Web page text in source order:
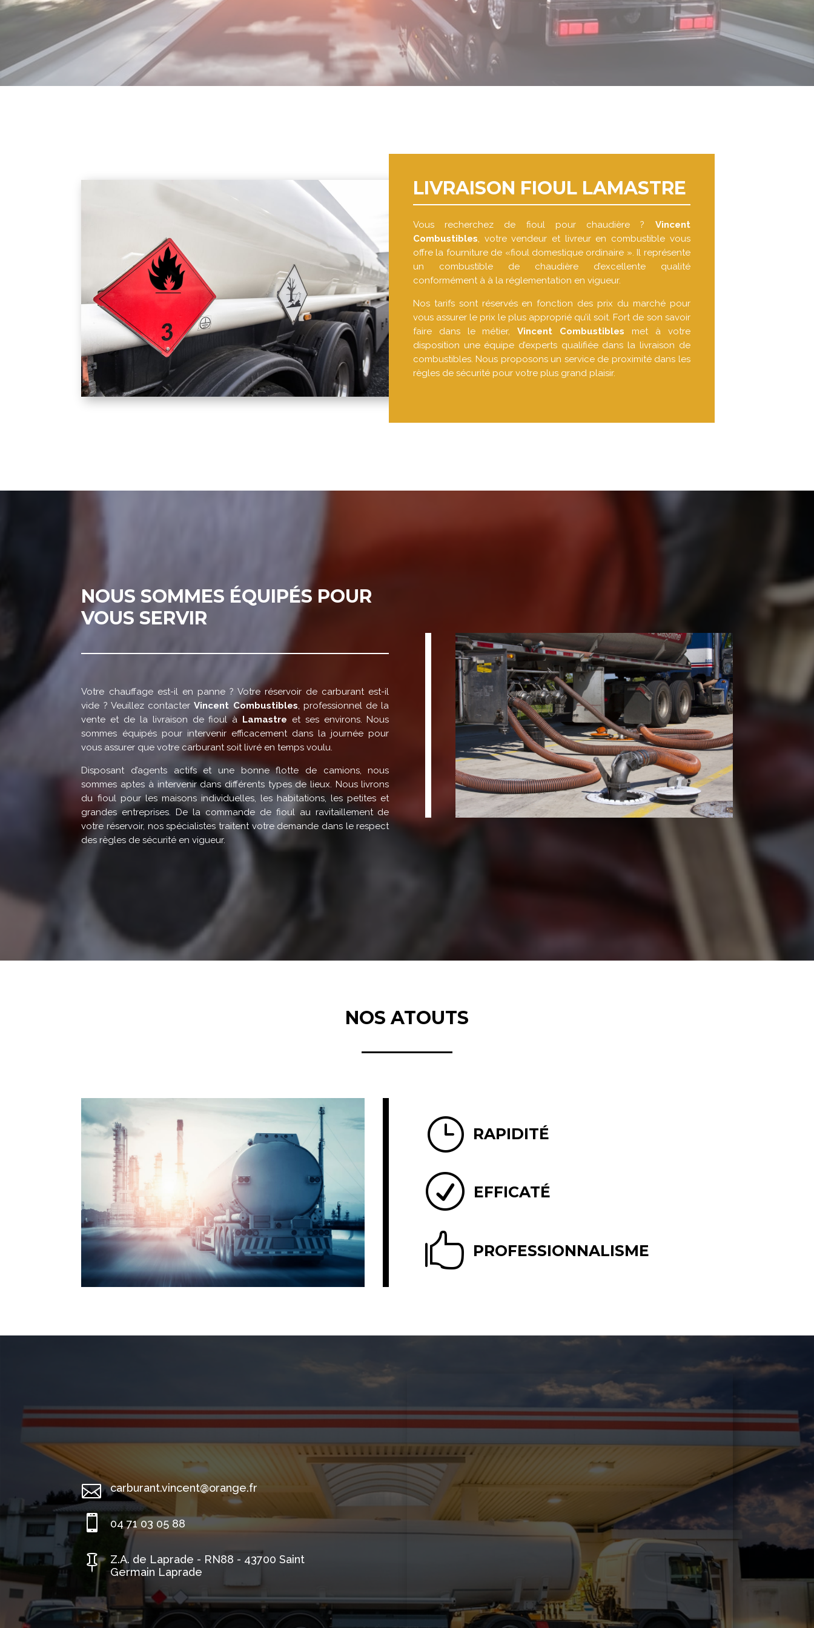
LIVRAISON FIOUL LAMASTRE
Vous recherchez de fioul pour chaudière ? Vincent
Combustibles, votre vendeur et livreur en combustible vous
offre la fourniture de «fioul domestique ordinaire ». Il représente
un combustible de chaudière d’excellente qualité
conformément à à la réglementation en vigueur.
Nos tarifs sont réservés en fonction des prix du marché pour
vous assurer le prix le plus approprié qu’il soit. Fort de son savoir
faire dans le métier,Vincent Combustibles met à votre
disposition une équipe d’experts qualifiée dans la livraison de
combustibles. Nous proposons un service de proximité dans les
règles de sécurité pour votre plus grand plaisir.
NOUS SOMMES ÉQUIPÉS POUR
VOUS SERVIR
Votre chauffage est-il en panne ? Votre réservoir de carburant est-il
vide ? Veuillez contacterVincent Combustibles, professionnel de la
vente et de la livraison de fioul à Lamastre et ses environs. Nous
sommes équipés pour intervenir efficacement dans la journée pour
vous assurer que votre carburant soit livré en temps voulu.
Disposant d’agents actifs et une bonne flotte de camions, nous
sommes aptes à intervenir dans différents types de lieux. Nous livrons
du fioul pour les maisons individuelles, les habitations, les petites et
grandes entreprises. De la commande de fioul au ravitaillement de
votre réservoir, nos spécialistes traitent votre demande dans le respect
des règles de sécurité en vigueur.
NOS ATOUTS
} RAPIDITÉ
R EFFICATÉ
 PROFESSIONNALISME
 carburant.vincent@orange.fr
 04 71 03 05 88

Z.A. de Laprade - RN88 - 43700 Saint
Germain Laprade